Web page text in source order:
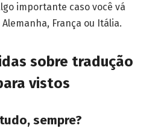
importante caso você vá
França ou Itália.
sobre tradução
vistos
sempre?